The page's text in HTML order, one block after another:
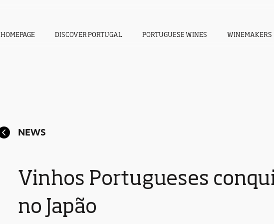
NEWS
Vinhos Portugueses
no Japão
HOMEPAGE DISCOVER PORTUGAL PORTUGUESE WINES WINEMAKERS